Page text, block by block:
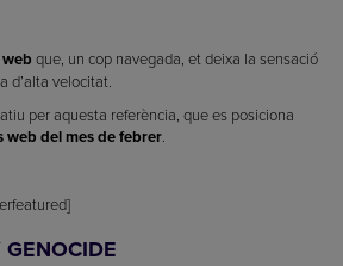
que, un cop navegada, et deixa la sensació
d’alta velocitat.
per aquesta referència, que es posiciona
web del mes de febrer.